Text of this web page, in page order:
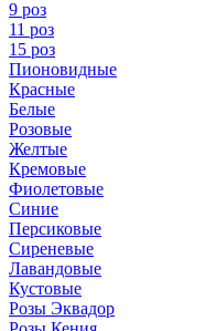
9 роз
11 роз
15 роз
Пионовидные
Красные
Белые
Розовые
Желтые
Кремовые
Фиолетовые
Синие
Персиковые
Сиреневые
Лавандовые
Кустовые
Розы Эквадор